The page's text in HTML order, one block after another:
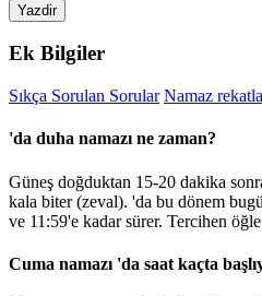
Yazdir
Ek Bilgiler
Sıkça Sorulan Sorular Namaz
'da duha namazı ne zaman?
Güneş doğduktan 15-20 dakika
kala biter (zeval). 'da bu dönem
ve 11:59'e kadar sürer. Tercihen öğle
Cuma namazı 'da saat kaçta